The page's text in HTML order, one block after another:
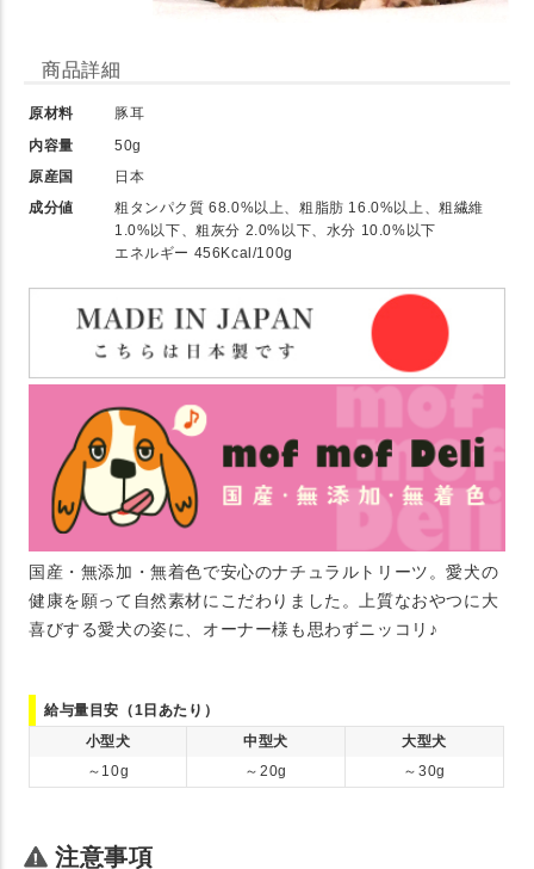
商品詳細
原材料
豚耳
内容量
50g
原産国
日本
成分値
粗タンパク質 68.0%以上、粗脂肪 16.0%以上、粗繊維
1.0%以下、粗灰分 2.0%以下、水分 10.0%以下
エネルギー 456Kcal/100g
国産・無添加・無着色で安心のナチュラルトリーツ。愛犬の
健康を願って自然素材にこだわりました。上質なおやつに大
喜びする愛犬の姿に、オーナー様も思わずニッコリ♪
給与量目安（1日あたり）
小型犬
中型犬
大型犬
～10g
～20g ～30g
注意事項